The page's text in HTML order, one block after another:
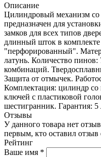
Описание
Цилиндровый механизм
предназначен для
замков для всех типов
длинный шток в
"перфорированный".
латунь. Количество пинов:
комбинаций.
Защита от отмычек.
Комплектация: цилиндр
ключей с пластиковой
шестигранник. Гарантия: 5
Отзывы
У данного товара нет
первым, кто оставил отзыв
Рейтинг
Ваше имя *